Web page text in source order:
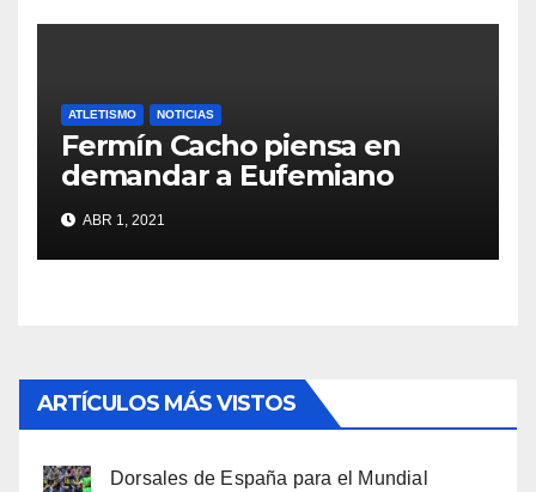
ATLETISMO NOTICIAS
Fermín Cacho piensa en
demandar a Eufemiano
Fuentes
ABR 1, 2021
ARTÍCULOS MÁS VISTOS
Dorsales de España para el Mundial